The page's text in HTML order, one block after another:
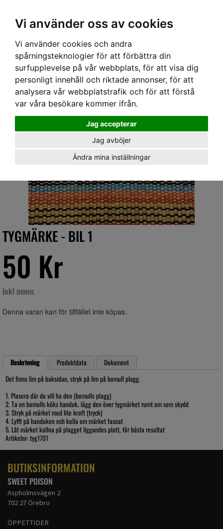
Vi använder oss av cookies
Vi använder cookies och andra
spårningsteknologier för att förbättra din
surfupplevelse på vår webbplats, för att visa dig
personligt innehåll och riktade annonser, för att
analysera vår webbplatstrafik och för att förstå
var våra besökare kommer ifrån.
Jag accepterar
Jag avböjer
Ändra mina inställningar
Hem› ACCESSOARER ›TYGMÄRKEN › TYGMÄRKE - BIL 1
TYGMÄRKE - BIL 1
50 Kr
Inkl moms
Denna varan kan för tillfället inte köpas.
Beskrivning Produktdata
Dokument
Det finns lim på baksidan, stryk på lim på bomull plagg.
1. Plasera där du vill ha den (bomulls plagg)
2. Ta en bomulls köks handuk, lägg den över tygmärket rumt om som skydd
3. Stryk på märket med lite kraft (tryck)
4. Lyfft på handuken och kolla om märket fasnat
5. Låt märket kallna på plagget liggandes platt, för bästa resultat
Artikelnr: tyg1701
BUTIKSINFORMATION
SWEET POISON
Aspholmsvägen 2
702 27 Örebro
ÖPPETTIDER